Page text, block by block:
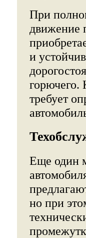
При
движение
и
горючего.
требует
Еще один
но при